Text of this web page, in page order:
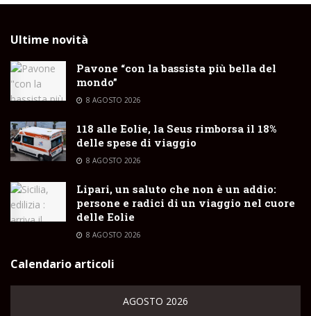
Ultime novità
Pavone “con la bassista più bella del
mondo”
8 AGOSTO 2026
118 alle Eolie, la Seus rimborsa il 18%
delle spese di viaggio
8 AGOSTO 2026
Lipari, un saluto che non è un addio:
persone e radici di un viaggio nel cuore
delle Eolie
8 AGOSTO 2026
Calendario articoli
AGOSTO 2026